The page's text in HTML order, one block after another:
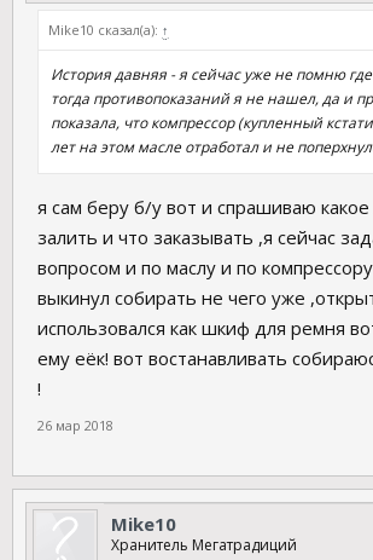
Mike10 сказал(а): ↑
История давняя - я сейчас уже не помню
тогда противопоказаний я не нашел, да и
показала, что компрессор (купленный
лет на этом масле отработал и не
я сам беру б/у вот и спрашиваю
залить и что заказывать ,я сейчас
вопросом и по маслу и по компрессору
выкинул собирать не чего уже
использовался как шкиф для ремня
ему еёк! вот востанавливать
!
26 мар 2018
Mike10
Хранитель Мегатрадиций